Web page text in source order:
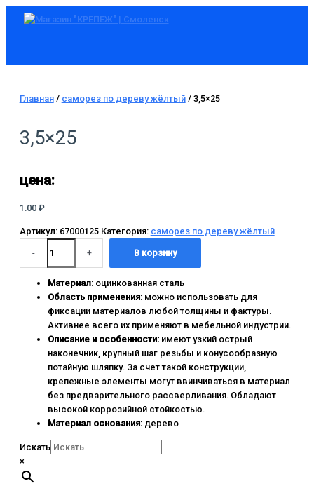
Перейти Главное
Главная/ саморез по дереву жёлтый/ 3,5×25
3,5×25
цена:
1.00 ₽
Артикул: 67000125 Категория: саморез по дереву жёлтый
-
Количество
товара
+ В корзину
Материал: оцинкованная сталь
Область применения: можно использовать для
фиксации материалов любой толщины и фактуры.
Активнее всего их применяют в мебельной индустрии.
Описание и особенности: имеют узкий острый
наконечник, крупный шаг резьбы и конусообразную
потайную шляпку. За счет такой конструкции,
крепежные элементы могут ввинчиваться в материал
без предварительного рассверливания. Обладают
высокой коррозийной стойкостью.
Материал основания: дерево
Искать
×